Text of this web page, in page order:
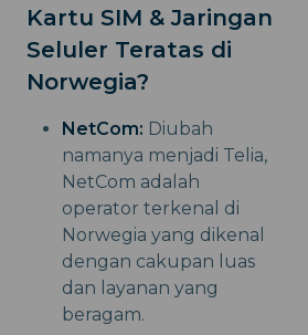
Kartu SIM & Jaringan
Seluler Teratas di
Norwegia?
NetCom: Diubah
namanya menjadi Telia,
NetCom adalah
operator terkenal di
Norwegia yang dikenal
dengan cakupan luas
dan layanan yang
beragam.